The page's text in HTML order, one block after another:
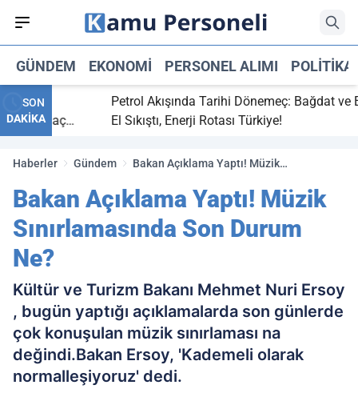
GÜNDEM EKONOMI PERSONEL ALIMI POLITIKA
SON
DAKİKA
bitti,
maç
Petrol Akışında Tarihi Dönemeç: Bağdat ve
El Sıkıştı, Enerji Rotası Türkiye!
Haberler Gündem
Bakan Açıklama Yaptı! Müzik
Bakan Açıklama Yaptı! Müzik
Sınırlamasında Son Durum
Ne?
Kültür ve Turizm Bakanı Mehmet Nuri Ersoy
, bugün yaptığı açıklamalarda son günlerde
çok konuşulan müzik sınırlaması na
değindi.Bakan Ersoy, 'Kademeli olarak
normalleşiyoruz' dedi.